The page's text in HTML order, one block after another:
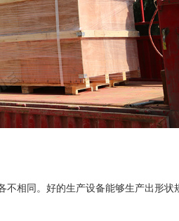
同。好的生产设备能够生产出形状